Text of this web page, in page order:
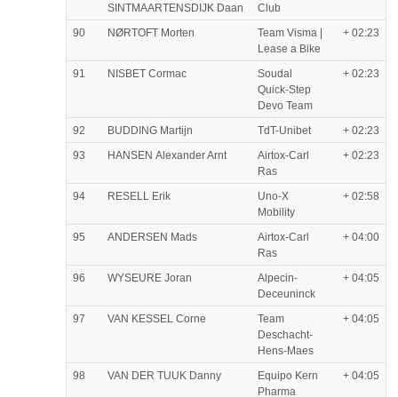
SINTMAARTENSDIJK Daan
Club
90 NØRTOFT Morten
Team Visma |
Lease a Bike
+ 02:23
91 NISBET Cormac
Soudal
Quick-Step
Devo Team
+ 02:23
92 BUDDING Martijn TdT-Unibet
+ 02:23
93
HANSEN Alexander Arnt
Airtox-Carl
Ras
+ 02:23
94 RESELL Erik
Uno-X
Mobility
+ 02:58
95 ANDERSEN Mads
Airtox-Carl
Ras
+ 04:00
96 WYSEURE Joran
Alpecin-
Deceuninck
+ 04:05
97 VAN KESSEL Corne
Team
Deschacht-
Hens-Maes
+ 04:05
98 VAN DER TUUK Danny
Equipo Kern
Pharma
+ 04:05